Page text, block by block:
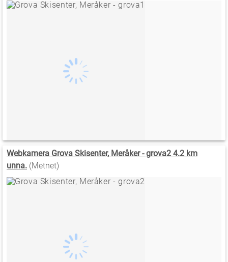
Webkamera Grova Skisenter, Meråker - grova2 4.2 km
unna. (Metnet)